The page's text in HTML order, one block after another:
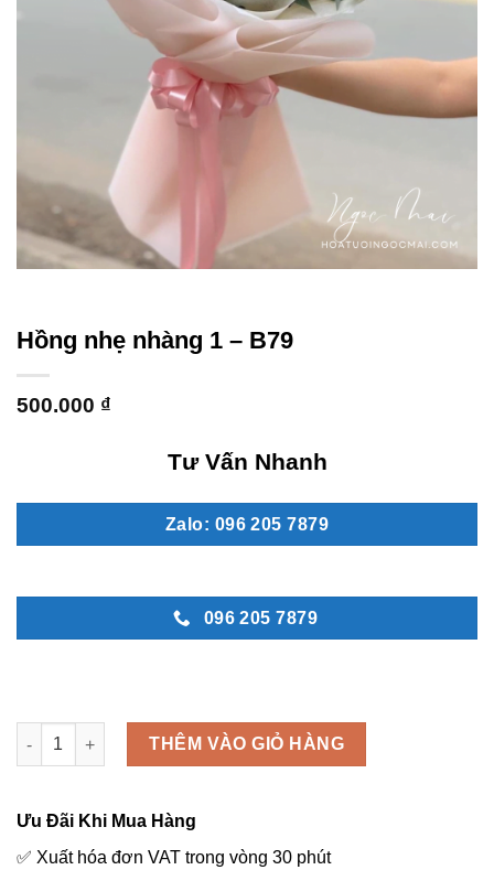
Hồng nhẹ nhàng 1 – B79
500.000 ₫
Tư Vấn Nhanh
Zalo: 096 205 7879
096 205 7879
Hồng nhẹ nhàng 1 - B79 số lượng
THÊM VÀO GIỎ HÀNG
Ưu Đãi Khi Mua Hàng
✅ Xuất hóa đơn VAT trong vòng 30 phút